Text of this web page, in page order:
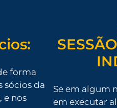
forma
sócios da
e nos
Se em algum
em executar